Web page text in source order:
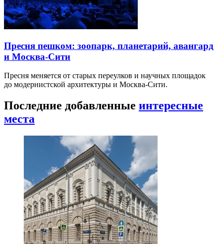
Пресня пешком: зоопарк, планетарий, авангард
и Москва-Сити
Пресня меняется от старых переулков и научных площадок
до модернистской архитектуры и Москва-Сити.
Последние добавленные интересные
места